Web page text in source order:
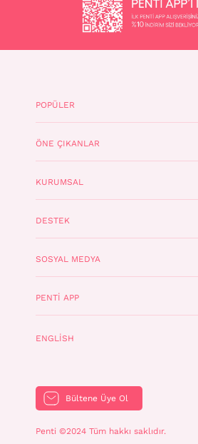
POPÜLER
ÖNE ÇIKANLAR
KURUMSAL
DESTEK
SOSYAL MEDYA
PENTI APP
ENGLISH
Bültene Üye Ol
Penti ©2024 Tüm hakkı saklıdır.